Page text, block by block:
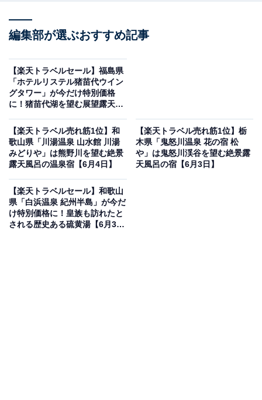
メルキュール福岡宗像リゾート＆スパ（画像出典：楽天トラベル）
「メルキュール福岡宗像リゾート＆スパ」の楽天スーパ
ーDEALプランを予約すると、実質30％オフで宿泊可能
です。
楽天トラベルでホテルを見る
編集部が選ぶおすすめ記事
【楽天トラベルセール】福島県
「ホテルリステル猪苗代ウイン
グタワー」が今だけ特別価格
に！猪苗代湖を望む展望露天風
【楽天トラベル売れ筋1位】和
歌山県「川湯温泉 山水館 川湯
みどりや」は熊野川を望む絶景
露天風呂の温泉宿【6月4日】
【楽天トラベル売れ筋1位】栃
木県「鬼怒川温泉 花の宿 松
や」は鬼怒川渓谷を望む絶景露
天風呂の宿【6月3日】
【楽天トラベルセール】和歌山
県「白浜温泉 紀州半島」が今だ
け特別価格に！皇族も訪れたと
される歴史ある硫黄湯【6月3